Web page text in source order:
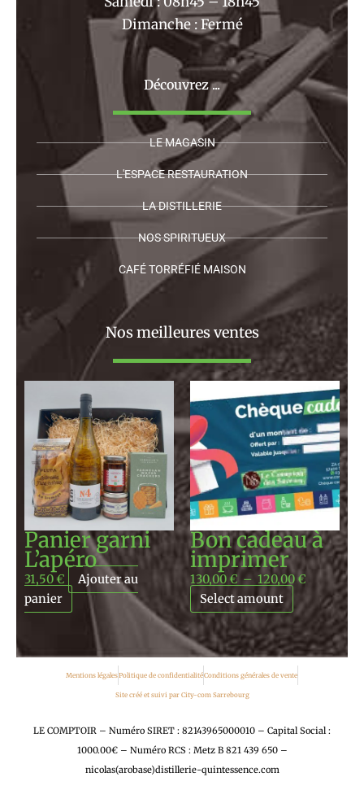
Dimanche : Fermé
Découvrez ...
LE MAGASIN
L'ESPACE RESTAURATION
LA DISTILLERIE
NOS SPIRITUEUX
CAFÉ TORRÉFIÉ MAISON
Nos meilleures ventes
Panier garni
L’apéro
31,50€
Ajouter au
panier
Bon cadeau à
imprimer
130,00€ – 120,00€
Plage
de
prix :
130,00 €
à
120,00 €
Select amount
Mentions légalesPolitique de confidentialitéConditions générales de vente
Site créé et suivi par City-com Sarrebourg
LE COMPTOIR – Numéro SIRET : 82143965000010 – Capital Social :
1000.00€ – Numéro RCS : Metz B 821 439 650 –
nicolas(arobase)distillerie-quintessence.com